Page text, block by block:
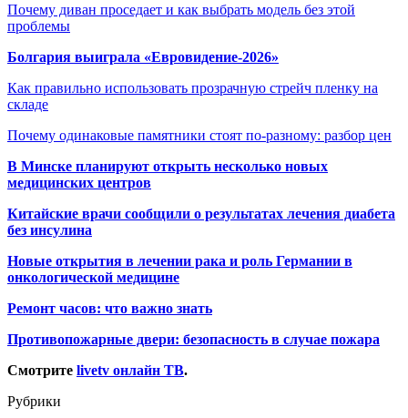
Почему диван проседает и как выбрать модель без этой
проблемы
Болгария выиграла «Евровидение-2026»
Как правильно использовать прозрачную стрейч пленку на
складе
Почему одинаковые памятники стоят по-разному: разбор цен
В Минске планируют открыть несколько новых
медицинских центров
Китайские врачи сообщили о результатах лечения диабета
без инсулина
Новые открытия в лечении рака и роль Германии в
онкологической медицине
Ремонт часов: что важно знать
Противопожарные двери: безопасность в случае пожара
Смотрите livetv онлайн ТВ.
Рубрики